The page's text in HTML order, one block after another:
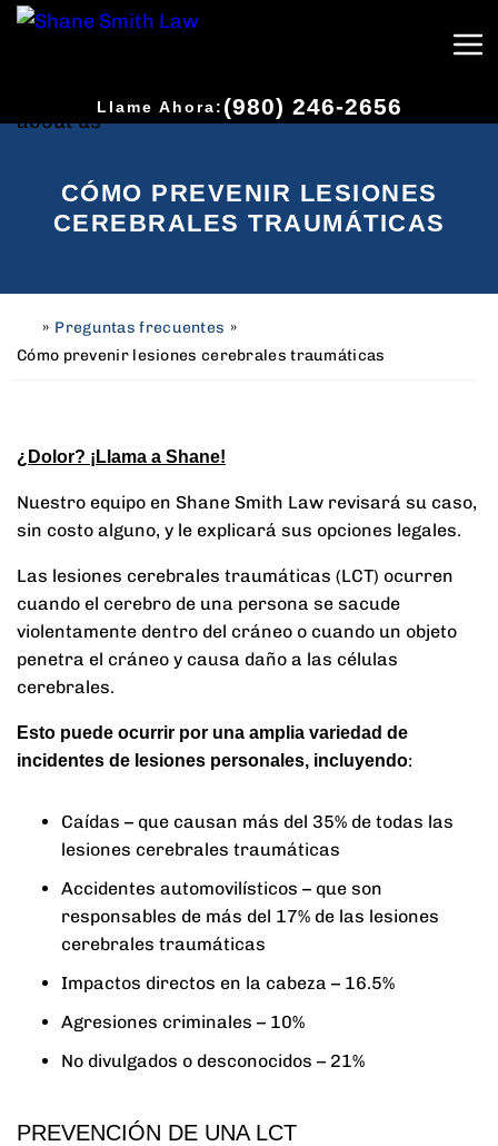
Llame Ahora: (980) 246-2656
CÓMO PREVENIR LESIONES
CEREBRALES TRAUMÁTICAS
o
» Preguntas frecuentes »
Cómo prevenir lesiones cerebrales traumáticas
¿Dolor? ¡Llama a Shane!
Nuestro equipo en Shane Smith Law revisará su caso,
sin costo alguno, y le explicará sus opciones legales.
Las lesiones cerebrales traumáticas (LCT) ocurren
cuando el cerebro de una persona se sacude
violentamente dentro del cráneo o cuando un objeto
penetra el cráneo y causa daño a las células
cerebrales.
Esto puede ocurrir por una amplia variedad de
incidentes de lesiones personales, incluyendo:
Caídas – que causan más del 35% de todas las
lesiones cerebrales traumáticas
Accidentes automovilísticos – que son
responsables de más del 17% de las lesiones
cerebrales traumáticas
Impactos directos en la cabeza – 16.5%
Agresiones criminales – 10%
No divulgados o desconocidos – 21%
PREVENCIÓN DE UNA LCT